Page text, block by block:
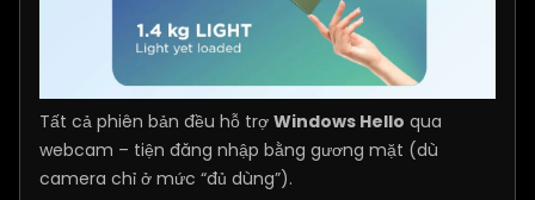
Tất cả phiên bản đều hỗ trợ Windows Hello qua
webcam – tiện đăng nhập bằng gương mặt (dù
camera chỉ ở mức “đủ dùng”).